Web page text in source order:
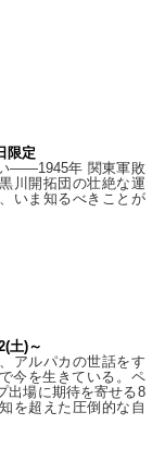
限定
——1945年 関東軍敗
川開拓団の壮絶な運
いま知るべきことが
土)～
アルパカの世話をす
今を生きている。ペ
出場に期待を寄せる8
を超えた圧倒的な自